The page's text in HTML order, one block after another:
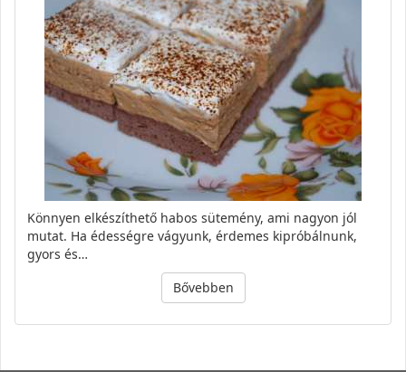
Könnyen elkészíthető habos sütemény, ami nagyon jól
mutat. Ha édességre vágyunk, érdemes kipróbálnunk,
gyors és…
Bővebben